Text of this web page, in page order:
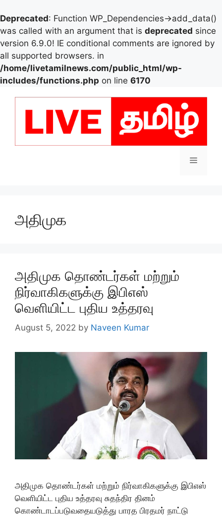
Deprecated: Function WP_Dependencies->add_data()
was called with an argument that is deprecated since
version 6.9.0! IE conditional comments are ignored by
all supported browsers. in
/home/livetamilnews.com/public_html/wp-
includes/functions.php on line 6170
Menu
அதிமுக
அதிமுக தொண்டர்கள் மற்றும்
நிர்வாகிகளுக்கு இபிஎஸ்
வெளியிட்ட புதிய உத்தரவு
August 5, 2022 by Naveen Kumar
அதிமுக தொண்டர்கள் மற்றும் நிர்வாகிகளுக்கு இபிஎஸ்
வெளியிட்ட புதிய உத்தரவு சுதந்திர தினம்
கொண்டாடப்படுவதையடுத்து பாரத பிரதமர் நாட்டு